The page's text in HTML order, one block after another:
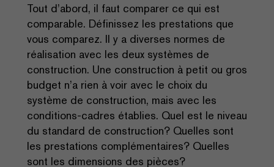
Tout d’abord, il faut comparer ce qui est
comparable. Définissez les prestations que
vous comparez. Il y a diverses normes de
réalisation avec les deux systèmes de
construction. Une construction à petit ou gros
budget n’a rien à voir avec le choix du
système de construction, mais avec les
conditions-cadres établies. Quel est le niveau
du standard de construction? Quelles sont
les prestations complémentaires? Quelles
sont les dimensions des pièces?